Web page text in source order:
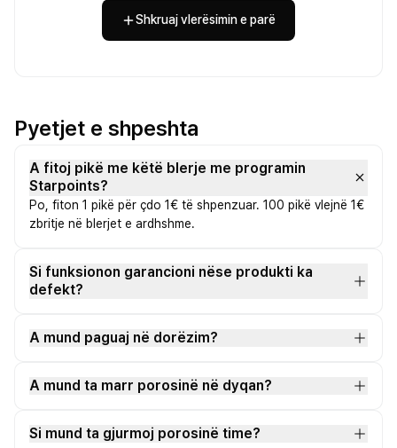
Shkruaj vlerësimin e parë
Pyetjet e shpeshta
A fitoj pikë me këtë blerje me programin
Starpoints?
Po, fiton 1 pikë për çdo 1€ të shpenzuar. 100 pikë vlejnë 1€
zbritje në blerjet e ardhshme.
Si funksionon garancioni nëse produkti ka
defekt?
A mund paguaj në dorëzim?
A mund ta marr porosinë në dyqan?
Si mund ta gjurmoj porosinë time?